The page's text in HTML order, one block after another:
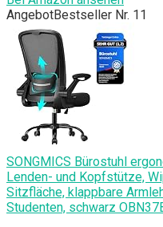
AngebotBestseller Nr. 11
SONGMICS Bürostuhl
Lenden- und Kopfstütze,
Sitzfläche, klappbare
Studenten, schwarz